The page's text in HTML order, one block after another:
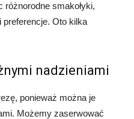
smakołyki,
Oto kilka
nadzieniami
ponieważ można je
Możemy zaserwować